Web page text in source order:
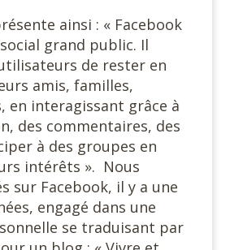
ainsi : « Facebook
grand public. Il
de rester en
amis, familles,
en interagissant grâce à
des commentaires, des
à des groupes en
intérêts ». Nous
sur Facebook, il y a une
engagé dans une
se traduisant par